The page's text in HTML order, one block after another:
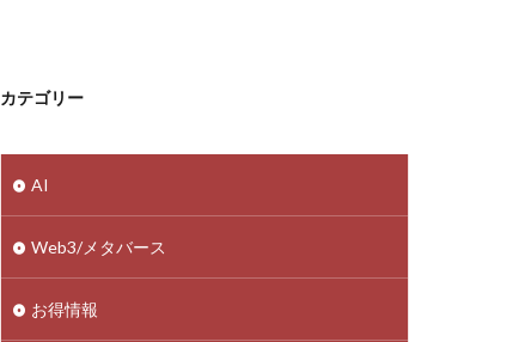
カテゴリー
AI
Web3/メタバース
お得情報